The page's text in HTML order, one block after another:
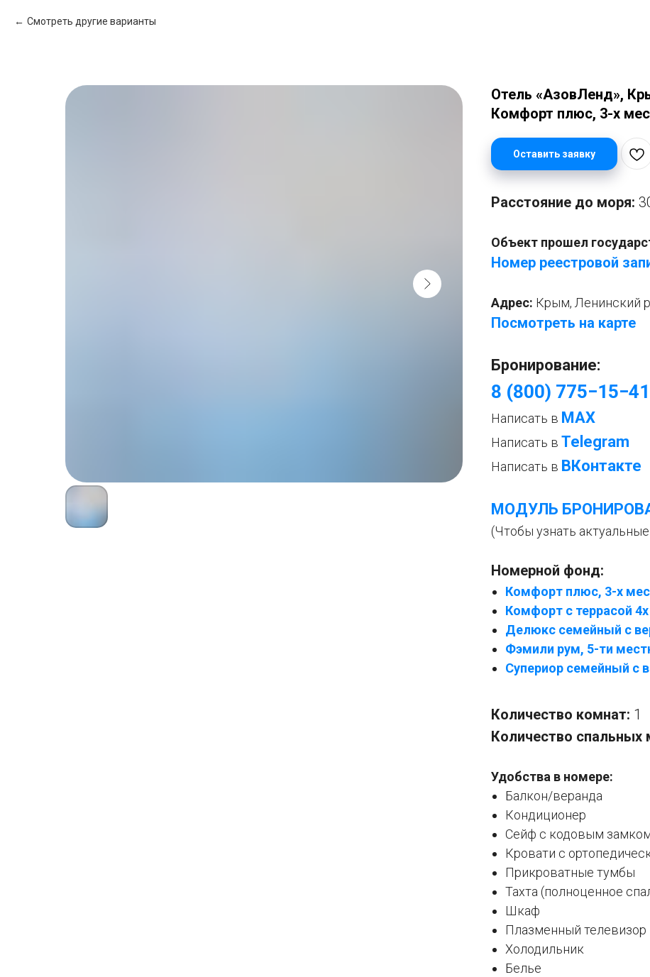
Смотреть другие варианты
Отель «АзовЛенд»,
Комфорт плюс, 3-х
Оставить заявку
Расстояние до моря:
Объект прошел
Номер реестровой
Адрес: Крым, Ленинский
Посмотреть на карте
Бронирование:
8 (800) 775−15−41
Написать в МАХ
Написать в Telegram
Написать в ВКонтакте
МОДУЛЬ
(Чтобы узнать
Номерной фонд:
Комфорт плюс, 3-х
Комфорт с террасой
Делюкс семейный с
Фэмили рум, 5-ти
Супериор семейный с
Количество комнат: 1
Количество спальных
Удобства в номере:
Балкон/веранда
Кондиционер
Сейф с кодовым
Кровати с
Прикроватные тумбы
Тахта (полноценное
Шкаф
Плазменный телевизор
Холодильник
Белье